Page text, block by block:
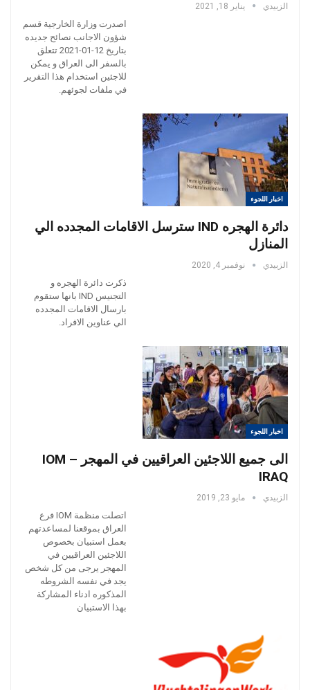
الزبيدي يناير 18, 2021
اصدرت وزارة الخارجية قسم
شؤون الاجانب نصائح جديده
بتاريخ 12-01-2021 تتعلق
بالسفر الى العراق و يمكن
للاجئين استخدام هذا التقرير
في ملفات لجوئهم.
اخبار اللجوء
دائرة الهجره IND سترسل الاقامات المجدده الي
المنازل
الزبيدي نوفمبر 4, 2020
ذكرت دائرة الهجره و
التجنيس IND بانها ستقوم
بارسال الاقامات المجدده
الي عناوين الافراد.
اخبار اللجوء
الى جميع اللاجئين العراقيين في المهجر – IOM
IRAQ
الزبيدي مايو 23, 2019
اتصلت منظمة IOM فرع
العراق بموقعنا لمساعدتهم
بعمل استبيان بخصوص
اللاجئين العراقيين في
المهجر يرجى من كل شخص
يجد في نفسه الشروطه
المذكوره ادناء المشاركة
بهذا الاستبيان